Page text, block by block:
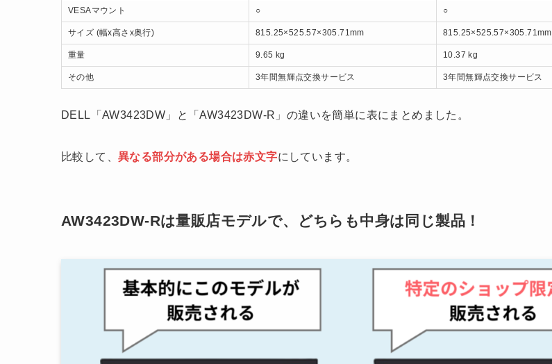
VESAマウント ○ ○
サイズ (幅x高さx奥行) 815.25×525.57×305.71mm 815.25×525.57×305.71mm
重量 9.65 kg 10.37 kg
その他 3年間無輝点交換サービス 3年間無輝点交換サービス
DELL「AW3423DW」と「AW3423DW-R」の違いを簡単に表にまとめました。
比較して、 異なる部分がある場合は赤文字にしています。
AW3423DW-Rは量販店モデルで、どちらも中身は同じ製品！